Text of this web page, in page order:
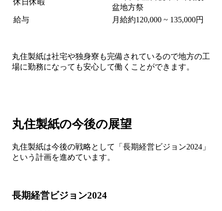
休日休暇
盆地方祭
給与
月給約120,000 ~ 135,000円
丸住製紙は社宅や独身寮も完備されているので地方の工
場に勤務になっても安心して働くことができます。
丸住製紙の今後の展望
丸住製紙は今後の戦略として「長期経営ビジョン2024」
という計画を進めています。
長期経営ビジョン2024